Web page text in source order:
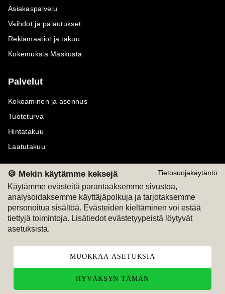
Tietosuojakäytäntö
🍪 Mekin käytämme keksejä
Käytämme evästeitä parantaaksemme sivustoa,
analysoidaksemme käyttäjäpolkuja ja tarjotaksemme
personoitua sisältöä. Evästeiden kieltäminen voi estää
tiettyjä toimintoja. Lisätiedot evästetyypeistä löytyvät
asetuksista.
MUOKKAA ASETUKSIA
HYVÄKSYN TÄMÄN
Asiakaspalvelu
Vaihdot ja palautukset
Reklamaatiot ja takuu
Kokemuksia Maskusta
Palvelut
Kokoaminen ja asennus
Tuoteturva
Hintatakuu
Laatutakuu
Maksutavat
M
Seuraa meitä